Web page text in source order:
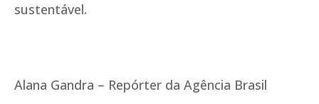
sustentável.
Alana Gandra – Repórter da Agência Brasil